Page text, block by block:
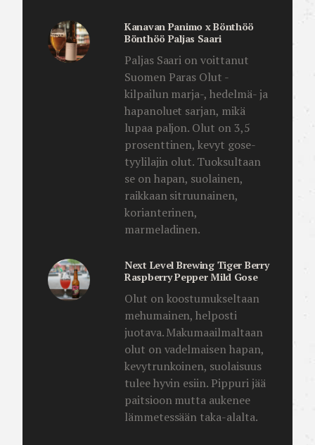
Kanavan Panimo x Bönthöö
Bönthöö Paljas Saari
Paljas Saari on voittanut
Suomen Paras Olut -
kilpailun marja-, hedelmä- ja
hapanoluet sarjan, mikä
lupaa paljon. Olut on 3,5
prosenttinen, kevyt gose-
tyylilajin olut. Tuoksultaan
se on hapan, suolainen,
raikkaan sitruunainen,
korianterinen,
marmeladinen.
Next Level Brewing Tiger Berry
Raspberry Pepper Mild Gose
Olut on koostumukseltaan
mehumainen, helposti
juotava. Makumaailmaltaan
olut on vadelmaisen hapan,
kevytrunkoinen, suolaisuus
tulee hyvin esiin. Pippuri jää
paitsioon mutta aukenee
lämmetessään taka-alalta.